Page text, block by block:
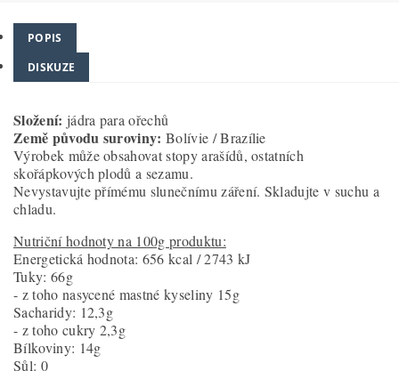
POPIS
DISKUZE
Složení: jádra para ořechů
Země původu suroviny: Bolívie / Brazílie
Výrobek může obsahovat stopy arašídů, ostatních
skořápkových plodů a sezamu.
Nevystavujte přímému slunečnímu záření. Skladujte v suchu a
chladu.
Nutriční hodnoty na 100g produktu:
Energetická hodnota: 656 kcal / 2743 kJ
Tuky: 66g
- z toho nasycené mastné kyseliny 15g
Sacharidy: 12,3g
- z toho cukry 2,3g
Bílkoviny: 14g
Sůl: 0